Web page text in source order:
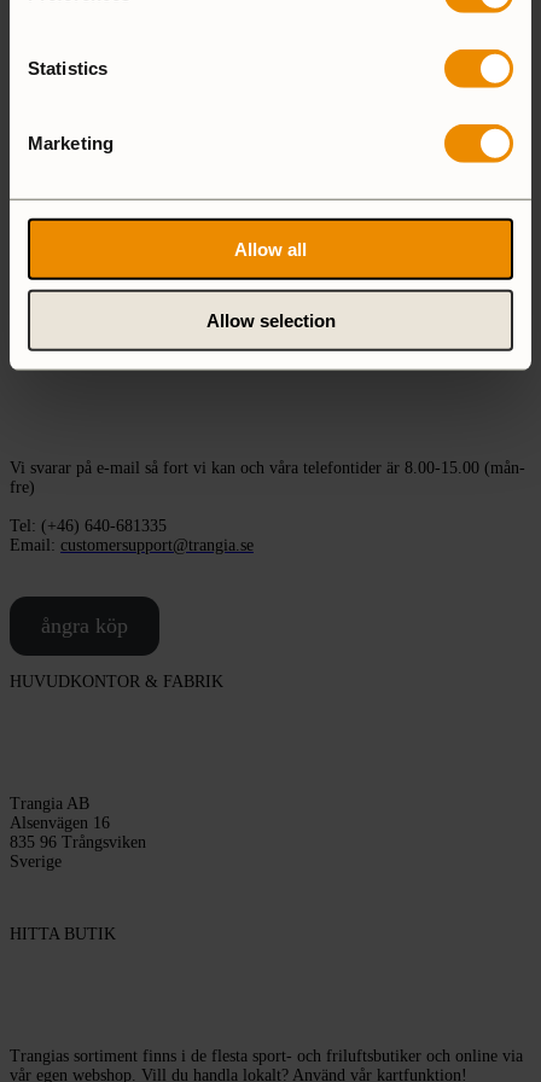
Statistics
Marketing
Allow all
Allow selection
KUNDSUPPORT
Vi svarar på e-mail så fort vi kan och våra telefontider är 8.00-15.00 (mån-
fre)
Tel: (+46) 640-681335
Email: customersupport@trangia.se
ångra köp
HUVUDKONTOR & FABRIK
Trangia AB
Alsenvägen 16
835 96 Trångsviken
Sverige
HITTA BUTIK
Trangias sortiment finns i de flesta sport- och friluftsbutiker och online via
vår egen webshop. Vill du handla lokalt? Använd vår kartfunktion!